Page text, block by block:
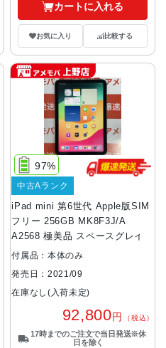
カートに入れる
お気に入り 比較する
iPad mini 第6世代 Apple版SIM
フリー 256GB MK8F3J/A
A2568 極美品 スペースグレイ
97%
中古Aランク
付属品：本体のみ
発売日：2021/09
在庫なし(入荷未定)
92,800円 （税込）
17時までのご注文で当日発送※休
日を除く